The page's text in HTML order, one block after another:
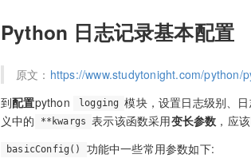
Python 日志记录基本配置
原文： https://www.studytonight.com/python/
到配置python logging 模块，设置日志级别、
义中的
**kwargs 表示该函数采用变长参数 ，应
basicConfig() 功能中一些常用参数如下: